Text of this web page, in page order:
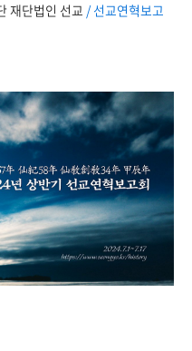
재단법인 선교 / 선교연혁보고